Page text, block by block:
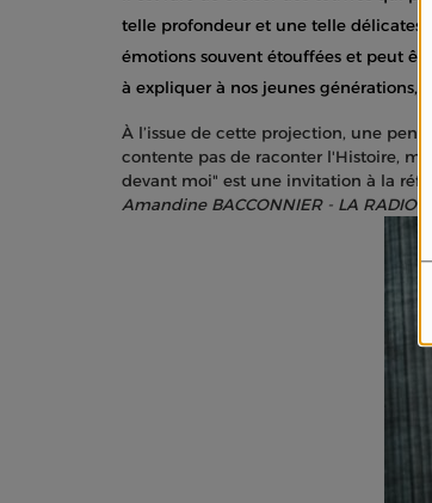
telle profondeur et une telle
émotions souvent étouffées et peut
à expliquer à nos jeunes
À l’issue de cette projection, une
contente pas de raconter l'Histoire,
devant moi" est une invitation à la
Amandine BACCONNIER - LA RADIO